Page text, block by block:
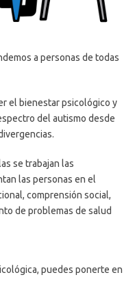
a personas de todas
el bienestar psicológico y
del autismo desde
se trabajan las
las personas en el
comprensión social,
de problemas de salud
puedes ponerte en